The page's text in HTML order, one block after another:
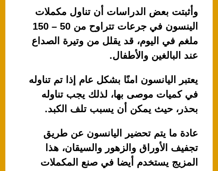
وأثبتت بعض الدراسات أن تناول مكملات
الينسون في جرعات تتراوح من 50 – 150
ملغم في اليوم، قد يقلل من وتيرة الصداع
عند البالغين والأطفال.
يعتبر اليانسون امنًا بشكل عام إذا تم تناوله
في كميات موصى بها، لذلك يجب تناوله
بحذر، حيث يمكن أن يسبب تلف الكبد.
عادة ما يتم تحضير اليانسون عن طريق
تجفيف الأوراق والزهور والسيقان، هذا
المزيج يستخدم أيضا في صنع المكملات